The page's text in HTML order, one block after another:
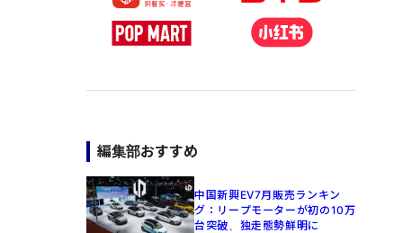
編集部おすすめ
中国新興EV7月販売ランキン
グ：リープモーターが初の10万
台突破、独走態勢鮮明に